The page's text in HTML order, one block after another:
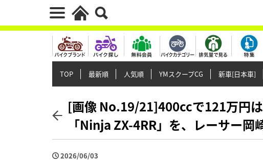
TOP 最新順 人気順 YMスクープCG 新車[日本車]
[画像 No.19/21]400ccで121万円
「Ninja ZX-4RR」を、レーサー
2026/06/03